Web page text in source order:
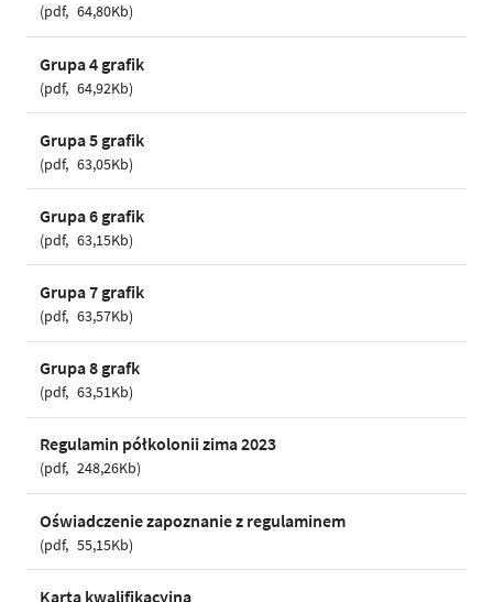
pdf 64,80Kb
Grupa 4 grafik
pdf 64,92Kb
Grupa 5 grafik
pdf 63,05Kb
Grupa 6 grafik
pdf 63,15Kb
Grupa 7 grafik
pdf 63,57Kb
Grupa 8 grafk
pdf 63,51Kb
Regulamin półkolonii zima 2023
pdf 248,26Kb
Oświadczenie zapoznanie z regulaminem
pdf 55,15Kb
Karta kwalifikacyjna